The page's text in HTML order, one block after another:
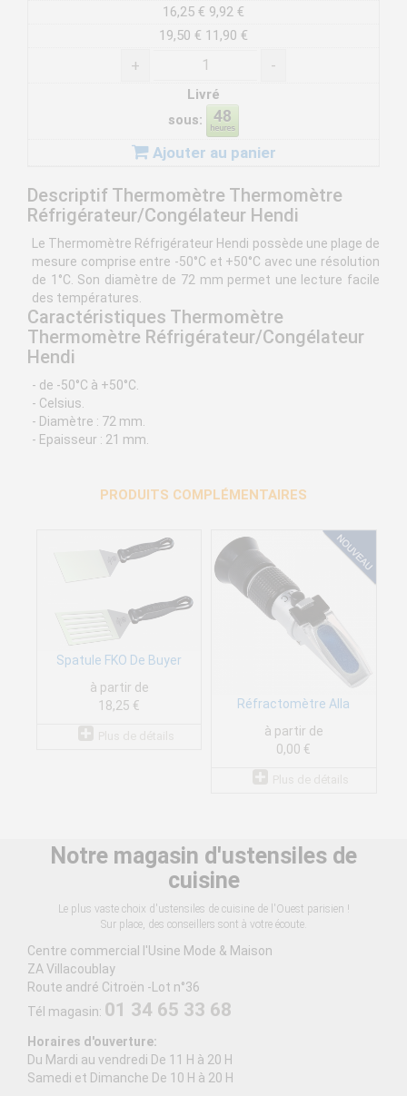
16,25 € 9,92 €
19,50 € 11,90 €
+ -
Livré
sous:
Ajouter au panier
Descriptif Thermomètre Thermomètre
Réfrigérateur/Congélateur Hendi
Le Thermomètre Réfrigérateur Hendi possède une plage de
mesure comprise entre -50°C et +50°C avec une résolution
de 1°C. Son diamètre de 72 mm permet une lecture facile
des températures.
Caractéristiques Thermomètre
Thermomètre Réfrigérateur/Congélateur
Hendi
- de -50°C à +50°C.
- Celsius.
- Diamètre : 72 mm.
- Epaisseur : 21 mm.
PRODUITS COMPLÉMENTAIRES
Spatule FKO De Buyer
à partir de
18,25 €
Réfractomètre Alla
à partir de
0,00 €
Notre magasin d'ustensiles de
cuisine
Le plus vaste choix d'ustensiles de cuisine de l'Ouest parisien !
Sur place, des conseillers sont à votre écoute.
Centre commercial l'Usine Mode & Maison
ZA Villacoublay
Route andré Citroën -Lot n°36
Tél magasin: 01 34 65 33 68
Horaires d'ouverture:
Du Mardi au vendredi De 11 H à 20 H
Samedi et Dimanche De 10 H à 20 H